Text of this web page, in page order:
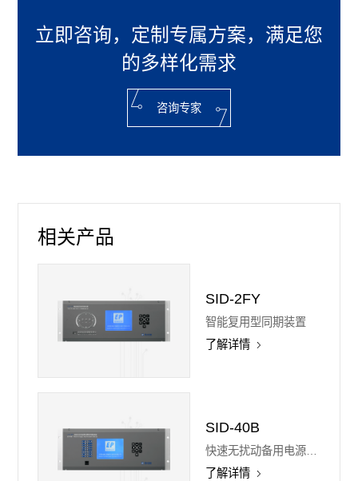
立即咨询，定制专属方案，满足您
的多样化需求
咨询专家
相关产品
SID-2FY
智能复用型同期装置
了解详情
SID-40B
了解详情